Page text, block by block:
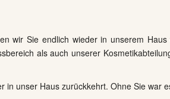
wir Sie endlich wieder in unserem
als auch unserer
unser Haus zurückkehrt. Ohne Sie war